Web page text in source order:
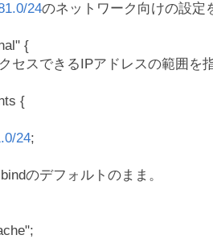
24のネットワーク向けの設定
{
セスできるIPアドレスの範囲を
{
24;
のデフォルトのまま。